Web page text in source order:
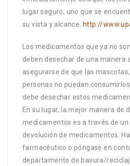
lugar seguro, uno que se
su vista y alcance.
http://
Los medicamentos que ya no
deben desechar de una manera
asegurarse de que las
personas no puedan
debe desechar estos
En su lugar, la mejor manera de
medicamentos es a través de
devolución de medicamentos.
farmacéutico o póngase en
departamento de basura/